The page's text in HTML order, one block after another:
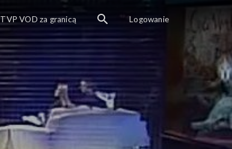
TVP VOD za granicą Logowanie